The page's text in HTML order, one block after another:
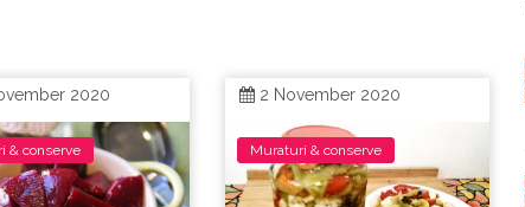
2020
& conserve
2 November 2020
Muraturi & conserve